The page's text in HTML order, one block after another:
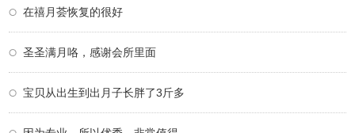
在禧月荟恢复的很好
圣圣满月咯，感谢会所里面
宝贝从出生到出月子长胖了3斤多